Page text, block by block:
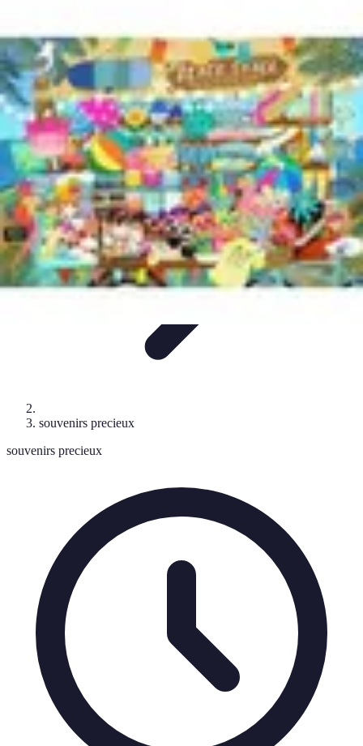
d'EntrepriseVoyages et AventuresNumérisation et Conservation
Souvenirs Précieux
souvenirs precieux
souvenirs precieux